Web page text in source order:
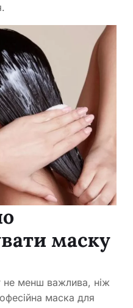
маску
не менш важлива, ніж
маска для